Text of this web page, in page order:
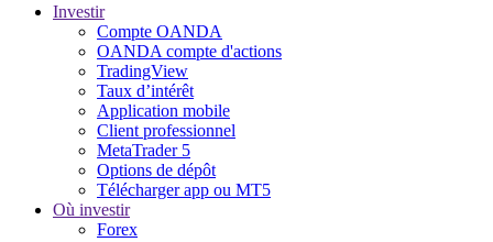
Investir
Compte OANDA
OANDA compte d'actions
TradingView
Taux d’intérêt
Application mobile
Client professionnel
MetaTrader 5
Options de dépôt
Télécharger app ou MT5
Où investir
Forex